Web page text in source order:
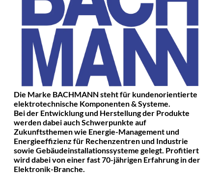
Die Marke BACHMANN steht für kundenorientierte
elektrotechnische Komponenten & Systeme.
Bei der Entwicklung und Herstellung der Produkte
werden dabei auch Schwerpunkte auf
Zukunftsthemen wie Energie-Management und
Energieeffizienz für Rechenzentren und Industrie
sowie Gebäudeinstallationssysteme gelegt. Profitiert
wird dabei von einer fast 70-jährigen Erfahrung in der
Elektronik-Branche.